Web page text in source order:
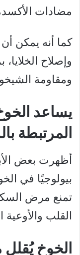
مضادات
كما أنه يمكن
وإصلاح
ومقاومة
يساعد
المرتبطة
أظهرت بعض
بيولوجيًا في
تمنع مرض
القلب والأوعية
الخوخ